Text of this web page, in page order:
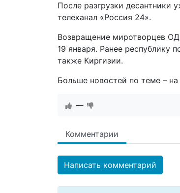
После разгрузки
телеканал «Россия 24».
Возвращение миротворцев
19 января. Ранее республику
также Киргизии.
Больше новостей по теме –
—
Комментарии
Написать комментарий